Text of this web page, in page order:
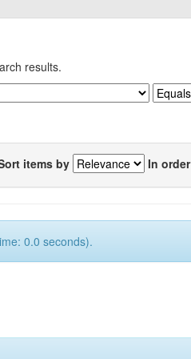
results.
items by In order
0.0 seconds).